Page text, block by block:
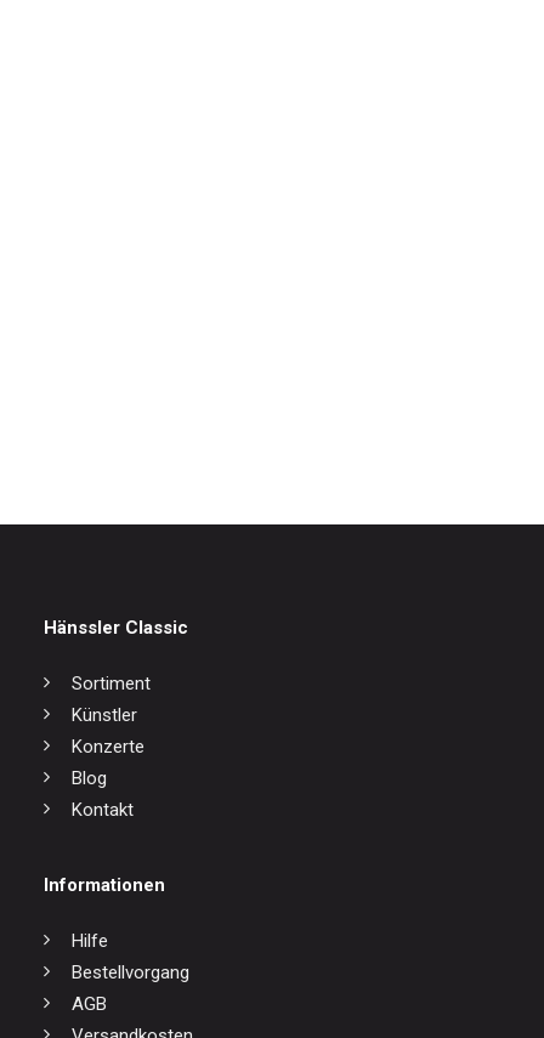
Hänssler Classic
Sortiment
Künstler
Konzerte
Blog
Kontakt
Informationen
Hilfe
Bestellvorgang
AGB